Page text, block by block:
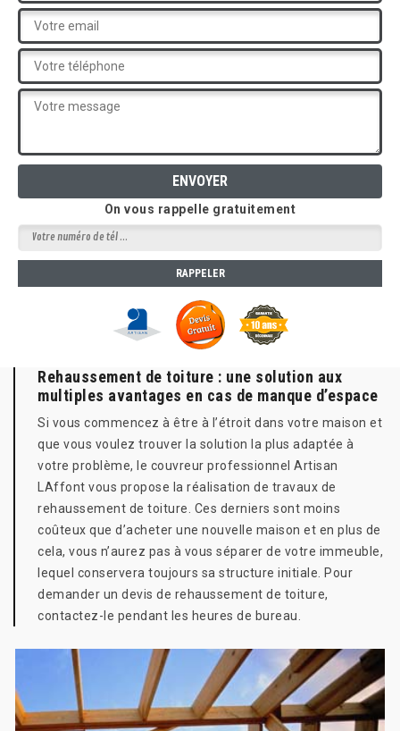
On vous rappelle gratuitement
Rehaussement de toiture : une solution aux
multiples avantages en cas de manque d’espace
Si vous commencez à être à l’étroit dans votre maison et
que vous voulez trouver la solution la plus adaptée à
votre problème, le couvreur professionnel Artisan
LAffont vous propose la réalisation de travaux de
rehaussement de toiture. Ces derniers sont moins
coûteux que d’acheter une nouvelle maison et en plus de
cela, vous n’aurez pas à vous séparer de votre immeuble,
lequel conservera toujours sa structure initiale. Pour
demander un devis de rehaussement de toiture,
contactez-le pendant les heures de bureau.